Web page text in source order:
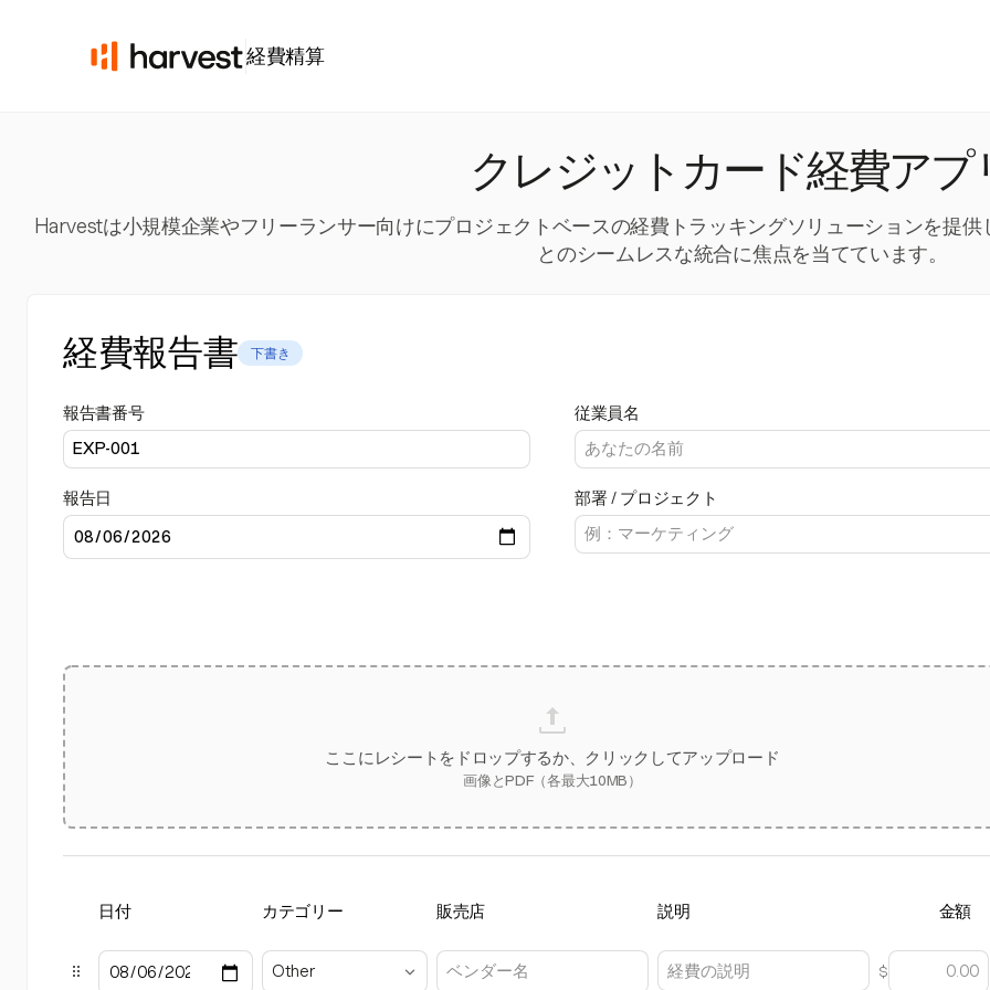
経費精算
クレジットカード経費アプ
Harvestは小規模企業やフリーランサー向けにプロジェクトベースの経費トラッキングソリューションを提
とのシームレスな統合に焦点を当てています。
経費報告書 下書き
報告書番号
報告日
従業員名
部署 / プロジェクト
ここにレシートをドロップするか、クリックしてアップロード
画像とPDF（各最大10MB）
日付 カテゴリー 販売店 説明 金額
Other $